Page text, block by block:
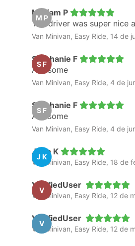
M P
Myriam P
The driver was super nice
Van Minivan, Easy Ride, 14 de
S F
Stephanie F
Awesome
Van Minivan, Easy Ride, 4 de
S F
Stephanie F
Awesome
Van Minivan, Easy Ride, 4 de
J K
John K
Van Minivan, Easy Ride, 18 de
V
VerifiedUser
Van Minivan, Easy Ride, 12 de
V
VerifiedUser
Van Minivan, Easy Ride, 12 de